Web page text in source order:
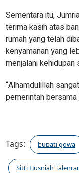
Sementara itu,
terima kasih atas
rumah yang telah
kenyamanan yang
menjalani kehidupan
“Alhamdulillah
pemerintah bersama
Tags: bupati gowa
Sitti Husniah